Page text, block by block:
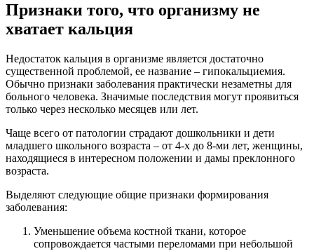
Признаки того, что организму не
хватает кальция
Недостаток кальция в организме является достаточно
существенной проблемой, ее название – гипокальциемия.
Обычно признаки заболевания практически незаметны для
больного человека. Значимые последствия могут проявиться
только через несколько месяцев или лет.
Чаще всего от патологии страдают дошкольники и дети
младшего школьного возраста – от 4-х до 8-ми лет, женщины,
находящиеся в интересном положении и дамы преклонного
возраста.
Выделяют следующие общие признаки формирования
заболевания:
Уменьшение объема костной ткани, которое
сопровождается частыми переломами при небольшой